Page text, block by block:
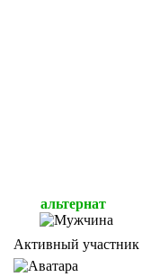
альтернат
Активный участник